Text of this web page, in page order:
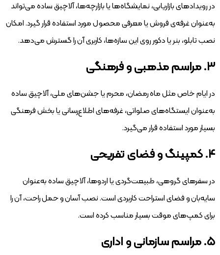
در رویدادهای بازاریابی، نمایشگاه‌ها یا بازارچه‌ها، آلاچیق ساده می‌تواند
به‌عنوان غرفه‌ی فروش یا معرفی محصول مورد استفاده قرار گیرد. امکان
نصب تابلو، بنر یا دکور روی این سازه‌ها، کاربری آن را گسترش می‌دهد.
۳. مراسم مذهبی و فرهنگی
در ایام خاص مثل ماه رمضان، محرم یا جشن‌های ملی، آلاچیق ساده
به‌عنوان ایستگاه‌های صلواتی، غرفه‌های اطلاع‌رسانی یا بخش فرهنگی
بسیار مورد استفاده قرار می‌گیرد.
۴. کمپینگ و فضای تفریحی
در سفرهای گروهی، طبیعت‌گردی یا اردوها، آلاچیق ساده به‌عنوان
سایه‌بان و فضای استراحت کاربردی است. نصب آسان و حمل راحت، آن را
برای کمپ‌های موقت بسیار مناسب کرده است.
۵. مراسم سازمانی و اداری